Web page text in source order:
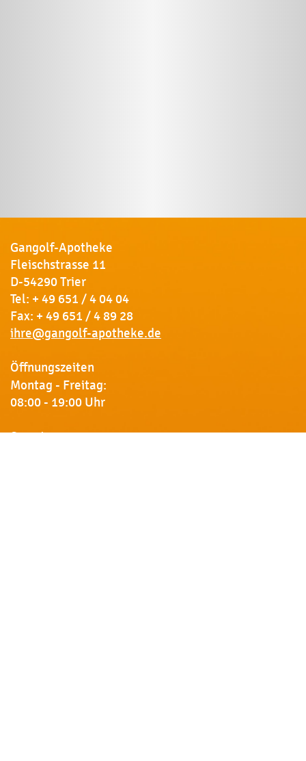
Gangolf-Apotheke
Fleischstrasse 11
D-54290 Trier
Tel: + 49 651 / 4 04 04
Fax: + 49 651 / 4 89 28
ihre@gangolf-apotheke.de
Öffnungszeiten
Montag - Freitag:
08:00 - 19:00 Uhr
Samstag: